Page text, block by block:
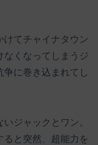
けてチャイナタウン
くなってしまうジ
争に巻き込まれてし
ジャックとワン。
と突然、超能力を